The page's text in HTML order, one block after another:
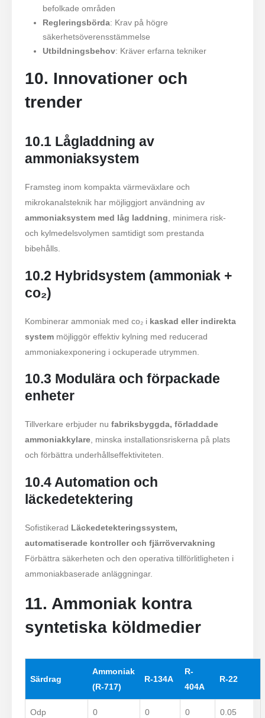
befolkade områden
Regleringsbörda: Krav på högre
säkerhetsöverensstämmelse
Utbildningsbehov: Kräver erfarna tekniker
10. Innovationer och
trender
10.1 Lågladdning av
ammoniaksystem
Framsteg inom kompakta värmeväxlare och
mikrokanalsteknik har möjliggjort användning av
ammoniaksystem med låg laddning , minimera risk-
och kylmedelsvolymen samtidigt som prestanda
bibehålls.
10.2 Hybridsystem (ammoniak +
co₂)
Kombinerar ammoniak med co₂ i kaskad eller indirekta
system möjliggör effektiv kylning med reducerad
ammoniakexponering i ockuperade utrymmen.
10.3 Modulära och förpackade
enheter
Tillverkare erbjuder nufabriksbyggda, förladdade
ammoniakkylare, minska installationsriskerna på plats
och förbättra underhållseffektiviteten.
10.4 Automation och
läckedetektering
Sofistikerad Läckedetekteringssystem,
automatiserade kontroller och fjärrövervakning
Förbättra säkerheten och den operativa tillförlitligheten i
ammoniakbaserade anläggningar.
11. Ammoniak kontra
syntetiska köldmedier
Särdrag
Ammoniak
(R-717)
R-134A
R-
404A
R-22
Odp 0 0 0 0.05